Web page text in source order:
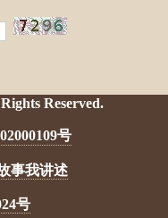
Reserved.
号
事我讲述
号